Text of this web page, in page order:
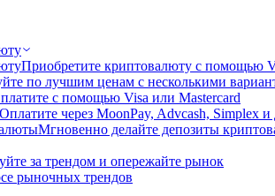
Приобретите криптовалюту с помощью
по лучшим ценам с несколькими
с помощью Visa или Mastercard
Оплатите через MoonPay, Advcash, Simplex и
Мгновенно делайте депозиты
за трендом и опережайте рынок
рыночных трендов